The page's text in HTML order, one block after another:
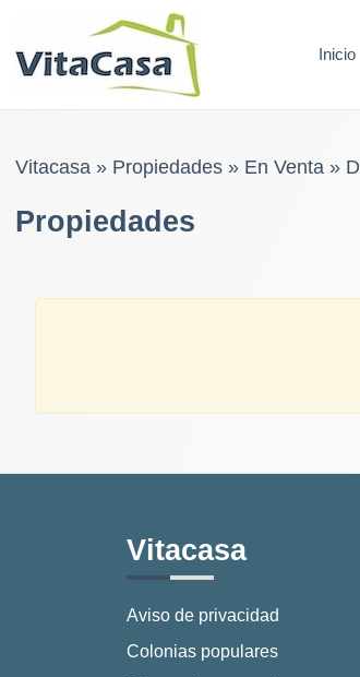
Inicio
Vitacasa» Propiedades» En Venta»
Propiedades
Vitacasa
Aviso de privacidad
Colonias populares